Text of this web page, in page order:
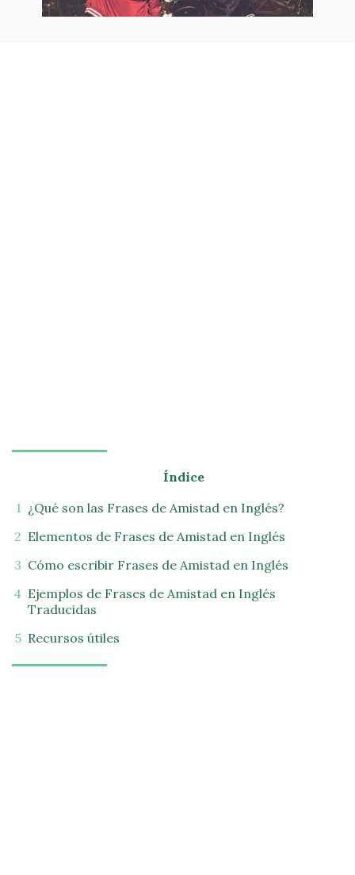
Índice
¿Qué son las Frases de Amistad en Inglés?
Elementos de Frases de Amistad en Inglés
Cómo escribir Frases de Amistad en Inglés
Ejemplos de Frases de Amistad en Inglés
Traducidas
Recursos útiles